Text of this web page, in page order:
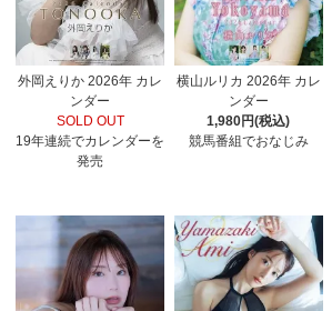
外岡えりか 2026年 カレ
ンダー
SOLD OUT
19年連続でカレンダーを
発売
横山ルリカ 2026年 カレ
ンダー
1,980円(税込)
競馬番組でおなじみ